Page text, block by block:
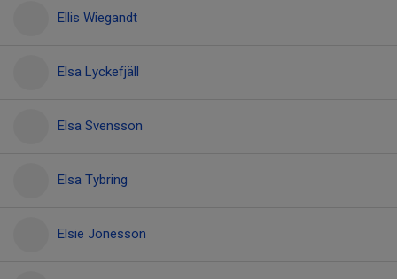
Ellis Wiegandt
Elsa Lyckefjäll
Elsa Svensson
Elsa Tybring
Elsie Jonesson